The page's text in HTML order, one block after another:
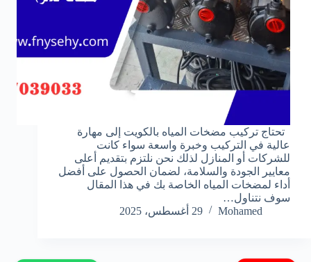
تحتاج تركيب مضخات المياه بالكويت إلى مهارة
عالية في التركيب وخبرة واسعة سواء كانت
للشركات أو المنازل لذلك نحن نلتزم بتقديم أعلى
معايير الجودة والسلامة، لضمان الحصول على أفضل
أداء لمضخات المياه الخاصة بك في هذا المقال
سوف نتناول…
Mohamed
29 أغسطس، 2025